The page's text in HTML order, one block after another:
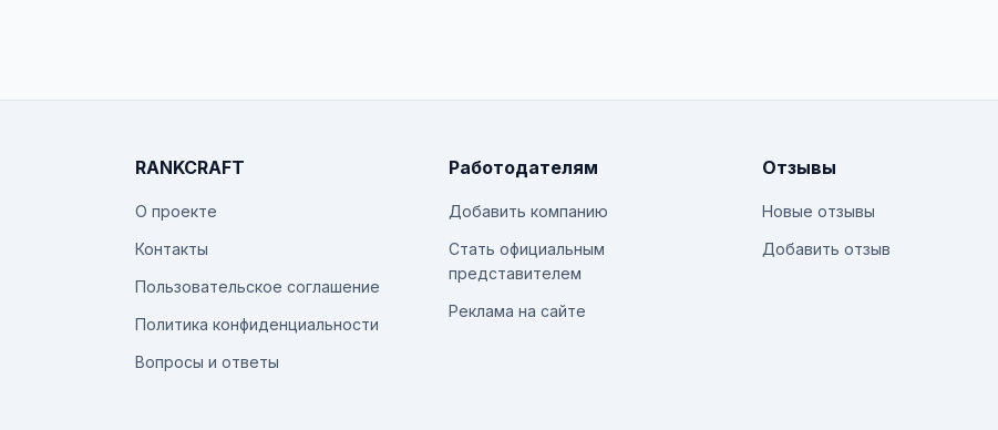
RANKCRAFT
О проекте
Контакты
Пользовательское соглашение
Политика конфиденциальности
Вопросы и ответы
Работодателям
Добавить компанию
Стать официальным
представителем
Реклама на сайте
Отзывы
Новые отзывы
Добавить отзыв